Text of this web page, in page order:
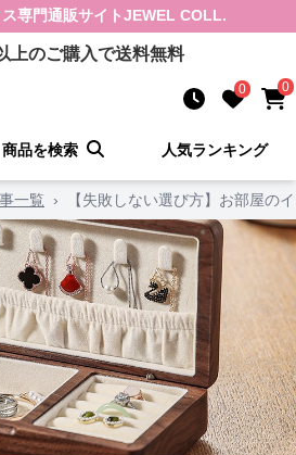
専門通販サイトJEWEL COLL.
上のご購入で送料無料
0 0
商品を検索 人気ランキング
一覧 › 【失敗しない選び方】お部屋の